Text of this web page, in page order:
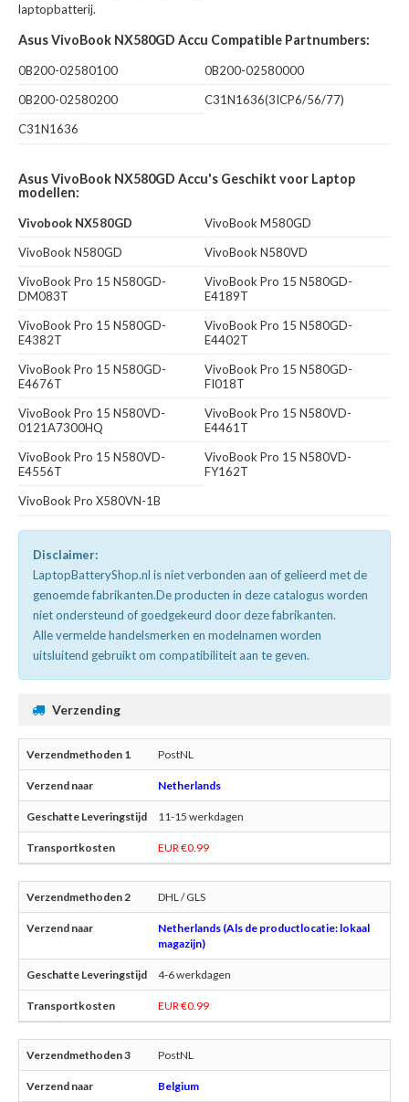
laptopbatterij.
Asus VivoBook NX580GD Accu Compatible Partnumbers:
0B200-02580100
0B200-02580000
0B200-02580200
C31N1636(3ICP6/56/77)
C31N1636
Asus VivoBook NX580GD Accu's Geschikt voor Laptop
modellen:
Vivobook NX580GD
VivoBook M580GD
VivoBook N580GD
VivoBook N580VD
VivoBook Pro 15 N580GD-
DM083T
VivoBook Pro 15 N580GD-
E4189T
VivoBook Pro 15 N580GD-
E4382T
VivoBook Pro 15 N580GD-
E4402T
VivoBook Pro 15 N580GD-
E4676T
VivoBook Pro 15 N580GD-
FI018T
VivoBook Pro 15 N580VD-
0121A7300HQ
VivoBook Pro 15 N580VD-
E4461T
VivoBook Pro 15 N580VD-
E4556T
VivoBook Pro 15 N580VD-
FY162T
VivoBook Pro X580VN-1B
Disclaimer:
LaptopBatteryShop.nl is niet verbonden aan of gelieerd met de
genoemde fabrikanten.De producten in deze catalogus worden
niet ondersteund of goedgekeurd door deze fabrikanten.
Alle vermelde handelsmerken en modelnamen worden
uitsluitend gebruikt om compatibiliteit aan te geven.
Verzending
PostNL
Netherlands
11-15 werkdagen
EUR €0.99
DHL / GLS
Netherlands (Als de productlocatie: lokaal
magazijn)
4-6 werkdagen
EUR €0.99
PostNL
Belgium